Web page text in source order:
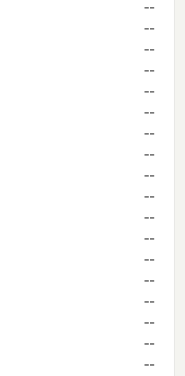
--
--
--
--
--
--
--
--
--
--
--
--
--
--
--
--
--
--